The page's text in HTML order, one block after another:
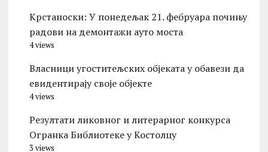
Kрстаноски: У понедељак 21. фебруара почињу
радови на демонтажи ауто моста
4 views
Власници угоститељских објеката у обавези да
евидентирају своје објекте
4 views
Резултати ликовног и литерарног конкурса
Огранка Библиотеке у Костолцу
3 views